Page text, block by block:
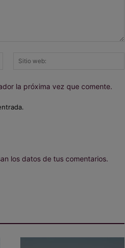
Correo
la próxima vez que comente.
los datos de tus comentarios.